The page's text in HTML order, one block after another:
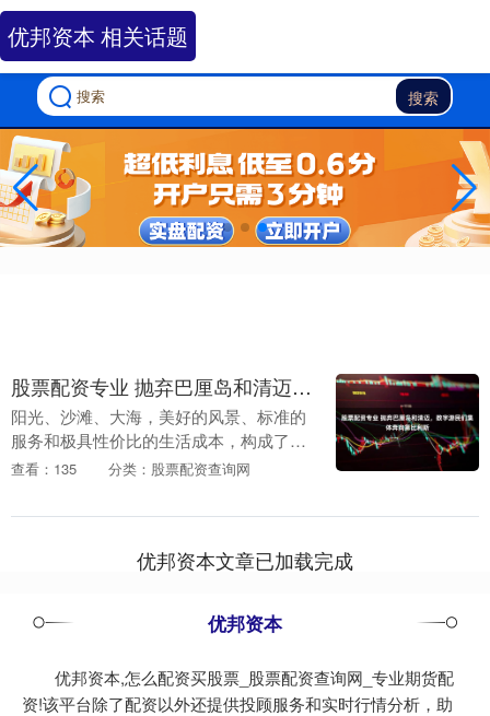
搜索
优邦资本 相关话题
股票配资专业 抛弃巴厘岛和清迈，数字游民们集体奔向第比利斯
阳光、沙滩、大海，美好的风景、标准的
服务和极具性价比的生活成本，构成了过
去十年里对“数字游民”生活的理想化图
专业，过度开发带....
查看：135 分类：股票配资查询网
优邦资本文章已加载完成
优邦资本
优邦资本,怎么配资买股票_股票配资查询网_专业期货配
资!该平台除了配资以外还提供投顾服务和实时行情分析，助